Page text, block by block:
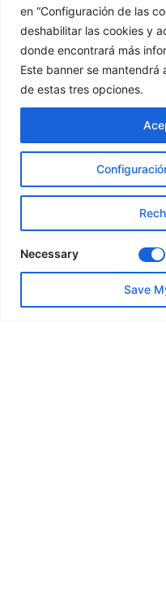
en “Configuración de las
deshabilitar las cookies y
donde encontrará más
Este banner se
de estas tres opciones.
Necessary
Save
Obesidad
Imagen
ansiosa
Autoestima